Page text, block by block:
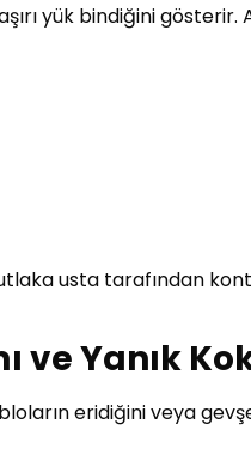
yük bindiğini
usta tarafından
ve Yanık
eridiğini veya